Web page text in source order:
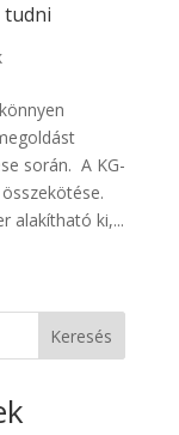
tudni
során. A KG-
alakítható ki,...
Keresés